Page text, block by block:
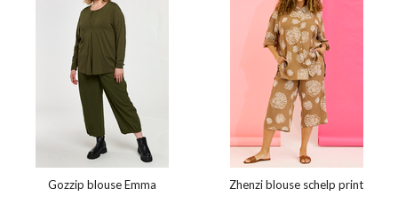
Gozzip blouse Emma Zhenzi blouse schelp print